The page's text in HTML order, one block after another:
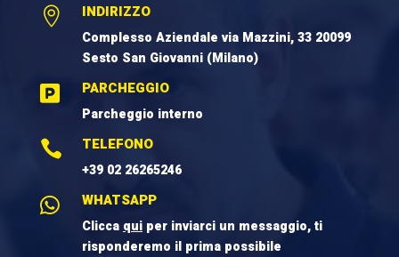
 INDIRIZZO
Complesso Aziendale via Mazzini, 33 20099
Sesto San Giovanni (Milano)
 PARCHEGGIO
Parcheggio interno
 TELEFONO
+39 02 26265246
 WHATSAPP
Clicca quiper inviarci un messaggio, ti
risponderemo il prima possibile